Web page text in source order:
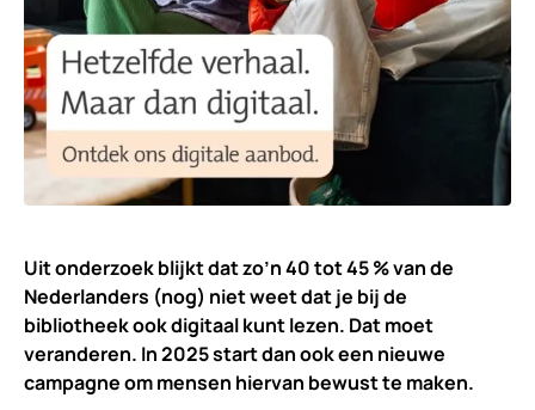
Uit onderzoek blijkt dat zo’n 40 tot 45 % van de
Nederlanders (nog) niet weet dat je bij de
bibliotheek ook digitaal kunt lezen. Dat moet
veranderen. In 2025 start dan ook een nieuwe
campagne om mensen hiervan bewust te maken.